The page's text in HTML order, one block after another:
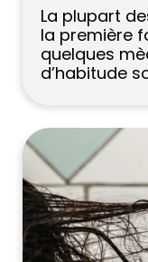
La plupart
la première
quelques
d’habitude
semble
bonne
quotidiens
pendant des